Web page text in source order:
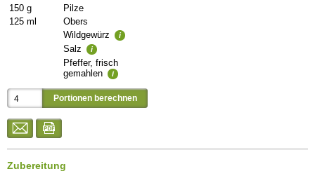
150 g
Pilze
125 ml
Obers
Wildgewürz
i
Salz i
Pfeffer, frisch
gemahlen
i
Zubereitung